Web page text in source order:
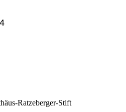
Ratzeberger-Stift